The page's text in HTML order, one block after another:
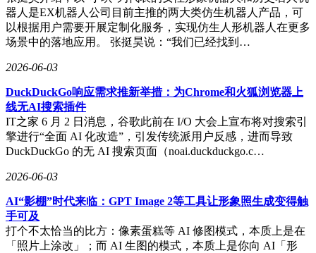
器人是EX机器人公司目前主推的两大类仿生机器人产品，可
以根据用户需要开展定制化服务，实现仿生人形机器人在更多
场景中的落地应用。 张挺昊说：“我们已经找到…
2026-06-03
DuckDuckGo响应需求推新举措：为Chrome和火狐浏览器上
线无AI搜索插件
IT之家 6 月 2 日消息，谷歌此前在 I/O 大会上宣布将对搜索引
擎进行“全面 AI 化改造”，引发传统派用户反感，进而导致
DuckDuckGo 的无 AI 搜索页面（noai.duckduckgo.c…
2026-06-03
AI“影棚”时代来临：GPT Image 2等工具让形象照生成变得触
手可及
打个不太恰当的比方：像素蛋糕等 AI 修图模式，本质上是在
「照片上涂改」；而 AI 生图的模式，本质上是你向 AI「形